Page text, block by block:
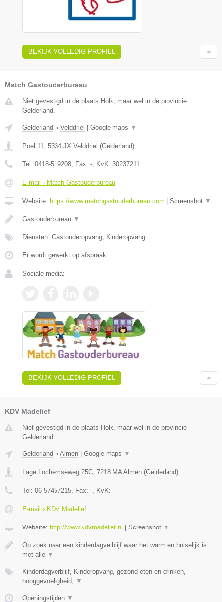
BEKIJK VOLLEDIG PROFIEL
Match Gastouderbureau
Niet gevestigd in de plaats Holk, maar wel in de provincie
Gelderland.
Gelderland » Velddriel Google maps ▼
Poel 11, 5334 JX Velddriel (Gelderland)
Tel: 0418-519208, Fax: -, KvK: 30237211
E-mail › Match Gastouderbureau
Website: https://www.matchgastouderbureau.com Screenshot ▼
Gastouderbureau ▼
Diensten: Gastouderopvang, Kinderopvang
Er wordt gewerkt op afspraak.
Sociale media:
BEKIJK VOLLEDIG PROFIEL
KDV Madelief
Niet gevestigd in de plaats Holk, maar wel in de provincie
Gelderland.
Gelderland » Almen | Google maps ▼
Lage Lochemseweg 25C 7218 MA Almen (Gelderland)
Tel: 06-57457215 , Fax: - , KvK: -
E-mail › KDV Madelief
Website: http://www.kdvmadelief.nl | Screenshot ▼
Op zoek naar een kinderdagverblijf waar het warm en huiselijk is
met alle ▼
Kinderdagverblijf, Kinderopvang, gezond eten en drinken,
hooggevoeligheid,
▼
Openingstijden ▼